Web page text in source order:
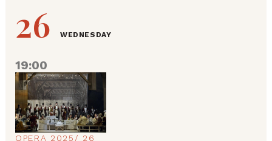
26 WEDNESDAY
19:00
OPERA 2025/ 26